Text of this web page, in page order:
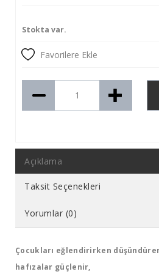
Stokta var.
Favorilere Ekle
Açıklama
Taksit Seçenekleri
Yorumlar (0)
Çocukları eğlendirirken
hafızalar güçlenir,